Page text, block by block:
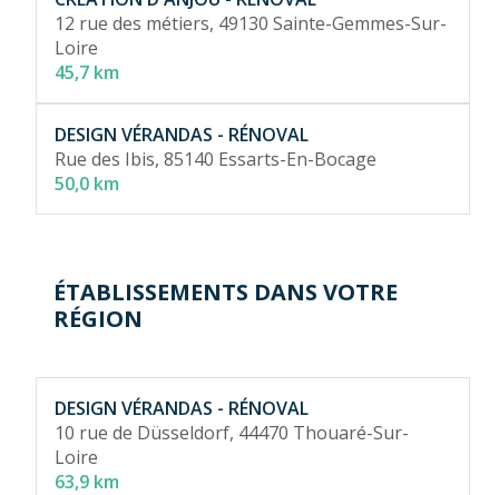
12 rue des métiers, 49130 Sainte-Gemmes-Sur-
Loire
45,7 km
DESIGN VÉRANDAS - RÉNOVAL
Rue des Ibis, 85140 Essarts-En-Bocage
50,0 km
ÉTABLISSEMENTS DANS VOTRE
RÉGION
DESIGN VÉRANDAS - RÉNOVAL
10 rue de Düsseldorf, 44470 Thouaré-Sur-
Loire
63,9 km